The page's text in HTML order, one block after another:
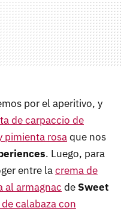
por el aperitivo, y
de carpaccio de
pimienta rosaque nos
. Luego, para
entre lacrema de
al armagnac de Sweet
calabaza con